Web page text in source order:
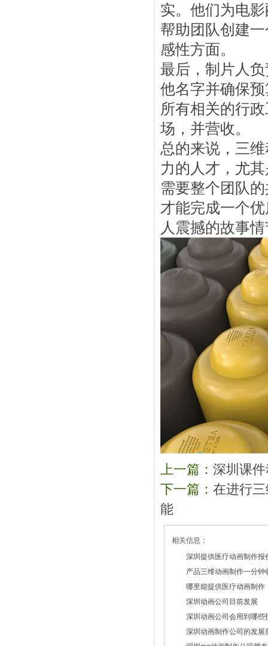
实。他们为电
帮助团队创建
感性方面。
最后，制片人
他名字并确保
所有相关的行
场，并营收。
总的来说，三
力的人才，尤
需要整个团队
才能完成一个
人震撼的故事
上一篇： 深圳课
下一篇： 在进行
能
相关信息：
深圳提供医疗动画制作报
2026/03/20
产品三维动画制作一分钟
2026/03/18
哪里能提供医疗动画制作
2026/03/10
深圳动画公司目前发展
2026/03/06
深圳动画公司会用到哪些
2026/03/04
深圳动画制作公司的发展